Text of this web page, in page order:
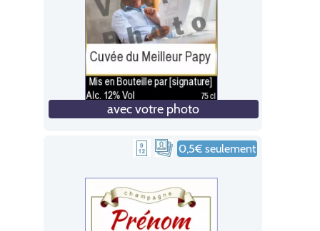
avec votre photo
0,5€ seulement